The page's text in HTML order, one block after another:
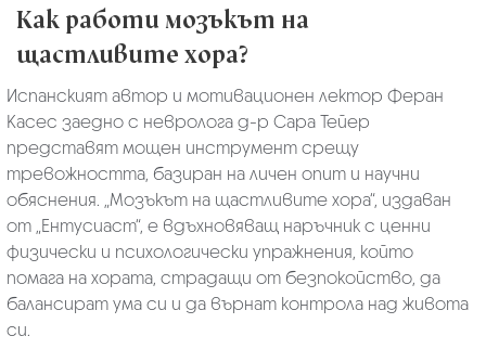
Как работи мозъкът на
щастливите хора?
Испанският автор и мотивационен лектор Феран
Касес заедно с невролога д-р Сара Тейер
представят мощен инструмент срещу
тревожността, базиран на личен опит и научни
обяснения. „Мозъкът на щастливите хора“, издаван
от „Ентусиаст“, е вдъхновяващ наръчник с ценни
физически и психологически упражнения, който
помага на хората, страдащи от безпокойство, да
балансират ума си и да върнат контрола над живота
си.